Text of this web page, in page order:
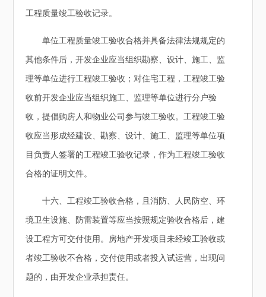
工程质量竣工验收记录。
单位工程质量竣工验收合格并具备法律法规规定的
其他条件后，开发企业应当组织勘察、设计、施工、监
理等单位进行工程竣工验收；对住宅工程，工程竣工验
收前开发企业应当组织施工、监理等单位进行分户验
收，提倡购房人和物业公司参与竣工验收。工程竣工验
收应当形成经建设、勘察、设计、施工、监理等单位项
目负责人签署的工程竣工验收记录，作为工程竣工验收
合格的证明文件。
十六、工程竣工验收合格，且消防、人民防空、环
境卫生设施、防雷装置等应当按照规定验收合格后，建
设工程方可交付使用。房地产开发项目未经竣工验收或
者竣工验收不合格，交付使用或者投入试运营，出现问
题的，由开发企业承担责任。